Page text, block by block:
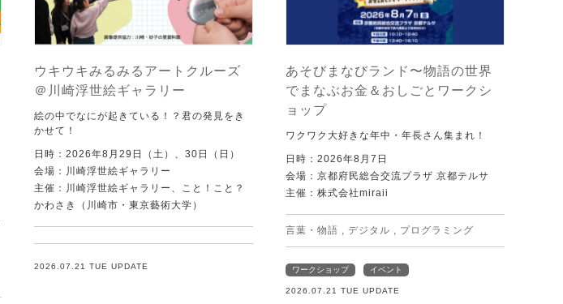
ウキウキみるみるアートクルーズ
＠川崎浮世絵ギャラリー
絵の中でなにが起きている！？君の発見をき
かせて！
日時：2026年8月29日（土）、30日（日）
会場：川崎浮世絵ギャラリー
主催：川崎浮世絵ギャラリー、こと！こと？
かわさき（川崎市・東京藝術大学）
2026.07.21 TUE UPDATE
あそびまなびランド〜物語の世界
でまなぶお金＆おしごとワークシ
ョップ
ワクワク大好きな年中・年長さん集まれ！
日時：2026年8月7日
会場：京都府民総合交流プラザ 京都テルサ
主催：株式会社miraii
言葉・物語 デジタル プログラミング
ワークショップ イベント
2026.07.21 TUE UPDATE